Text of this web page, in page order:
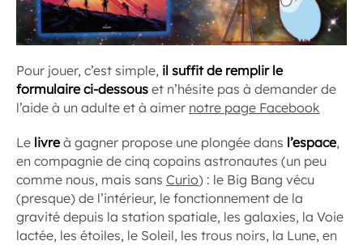
Pour jouer, c’est simple, il suffit de remplir le
formulaire ci-dessous et n’hésite pas à demander de
l’aide à un adulte et à aimer notre page Facebook
Le livreà gagner propose une plongée dans l’espace,
en compagnie de cinq copains astronautes (un peu
comme nous, mais sans Curio) : le Big Bang vécu
(presque) de l’intérieur, le fonctionnement de la
gravité depuis la station spatiale, les galaxies, la Voie
lactée, les étoiles, le Soleil, les trous noirs, la Lune, en